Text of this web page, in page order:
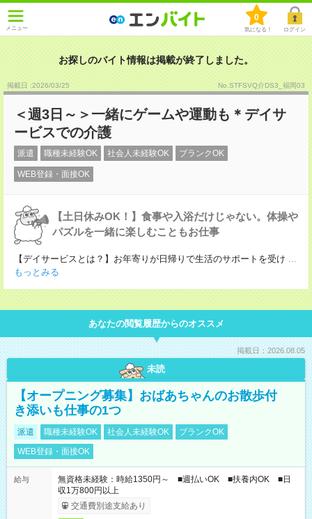
メニュー
0
気になる！ ログイン
お探しのバイト情報は掲載が終了しました。
掲載日 :2026/03/25 No.STFSVQ介DS3_福岡03
＜週3日～＞一緒にゲームや運動も＊デイサ
ービスでの介護
派遣 職種未経験OK 社会人未経験OK ブランクOK
WEB登録・面接OK
【土日休みOK！】食事や入浴だけじゃない。体操や
パズルを一緒に楽しむこともお仕事
【デイサービスとは？】お年寄りが日帰りで生活のサポートを受け ...
もっとみる
あなたの閲覧履歴からのオススメ
掲載日：2026.08.05
未読
【オープニング募集】おばあちゃんのお散歩付
き添いも仕事の1つ
派遣 職種未経験OK 社会人未経験OK
ブランクOK
WEB登録・面接OK
給与
無資格未経験：時給1350円～ ■週払いOK ■扶養内OK ■日
収1万800円以上
交通費別途支給あり